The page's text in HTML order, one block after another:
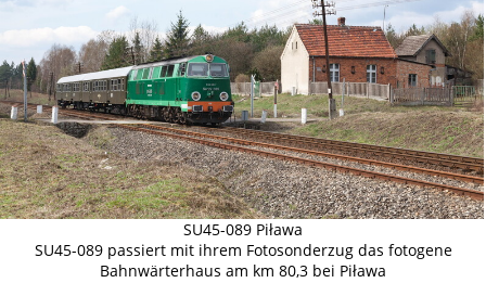
SU45-089 Piława
SU45-089 passiert mit ihrem Fotosonderzug das fotogene
Bahnwärterhaus am km 80,3 bei Piława